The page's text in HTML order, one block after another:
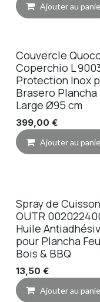
Ajouter au
Couvercle
Coperchio L
Protection Inox
Brasero Plancha
Large Ø95 cm
399,00 €
Ajouter au
Spray de Cuisson
OUTR
Huile
pour Plancha
Bois & BBQ
13,50 €
Ajouter au